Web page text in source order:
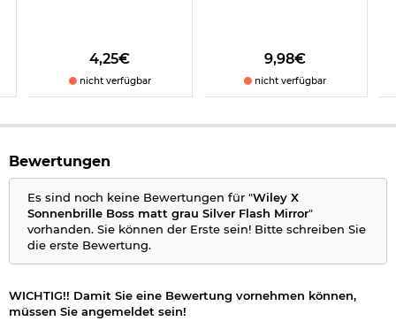
Farbe Rahmen: matt schwarz
Marke: Wiley X
Herstellerinformationen
4,25€
nicht verfügbar
9,98€
nicht verfügbar
Bewertungen
Es sind noch keine Bewertungen für "Wiley X
Sonnenbrille Boss matt grau Silver Flash Mirror"
vorhanden. Sie können der Erste sein! Bitte schreiben Sie
die erste Bewertung.
WICHTIG!! Damit Sie eine Bewertung vornehmen können,
müssen Sie angemeldet sein!